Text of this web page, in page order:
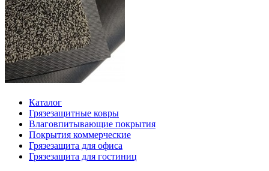
Каталог
Грязезащитные ковры
Влаговпитывающие покрытия
Покрытия коммерческие
Грязезащита для офиса
Грязезащита для гостиниц